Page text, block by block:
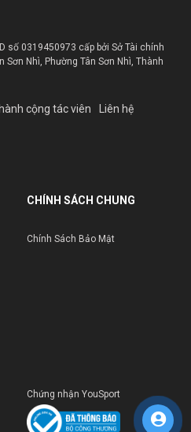
số 0319450973 cấp bởi Sở Tài chính
Sơn Nhì, Phường Tân Sơn Nhì, Thành
cộng tác viên Liên hệ
CHÍNH SÁCH CHUNG
Chính Sách Bảo Mật
Chứng nhận YouSport